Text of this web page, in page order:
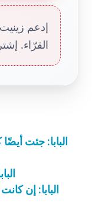
إدعم
القرّاء.
البابا: جئت
البابا: إن